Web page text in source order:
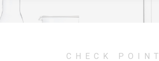
CHECK POINT